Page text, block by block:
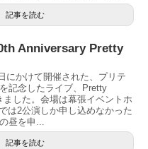
記事を読む
Anniversary Pretty
にかけて開催された、プリテ
記念したライブ、Pretty
ました。会場は幕張イベントホ
は2公演しか申し込めなかった
昼を申...
記事を読む